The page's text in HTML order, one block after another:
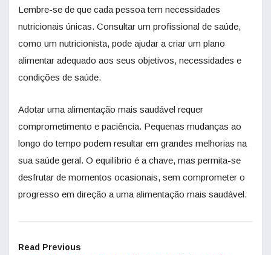
Lembre-se de que cada pessoa tem necessidades
nutricionais únicas. Consultar um profissional de saúde,
como um nutricionista, pode ajudar a criar um plano
alimentar adequado aos seus objetivos, necessidades e
condições de saúde.
Adotar uma alimentação mais saudável requer
comprometimento e paciência. Pequenas mudanças ao
longo do tempo podem resultar em grandes melhorias na
sua saúde geral. O equilíbrio é a chave, mas permita-se
desfrutar de momentos ocasionais, sem comprometer o
progresso em direção a uma alimentação mais saudável.
Read Previous